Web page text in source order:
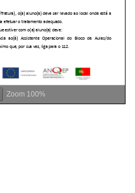
Zoom 100%